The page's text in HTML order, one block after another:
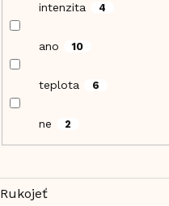
intenzita 4
ano 10
teplota 6
ne 2
Rukojeť